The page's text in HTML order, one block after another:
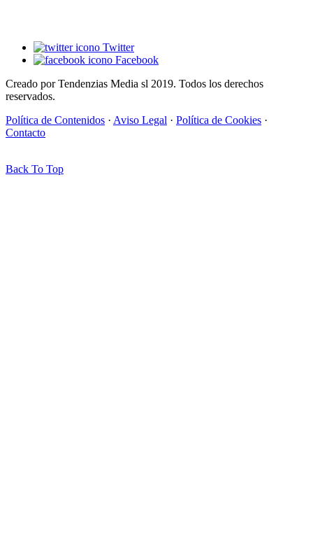
Twitter
Facebook
Creado por Tendenzias Media sl 2019. Todos los derechos
reservados.
Política de Contenidos · Aviso Legal · Política de Cookies ·
Contacto
Back To Top